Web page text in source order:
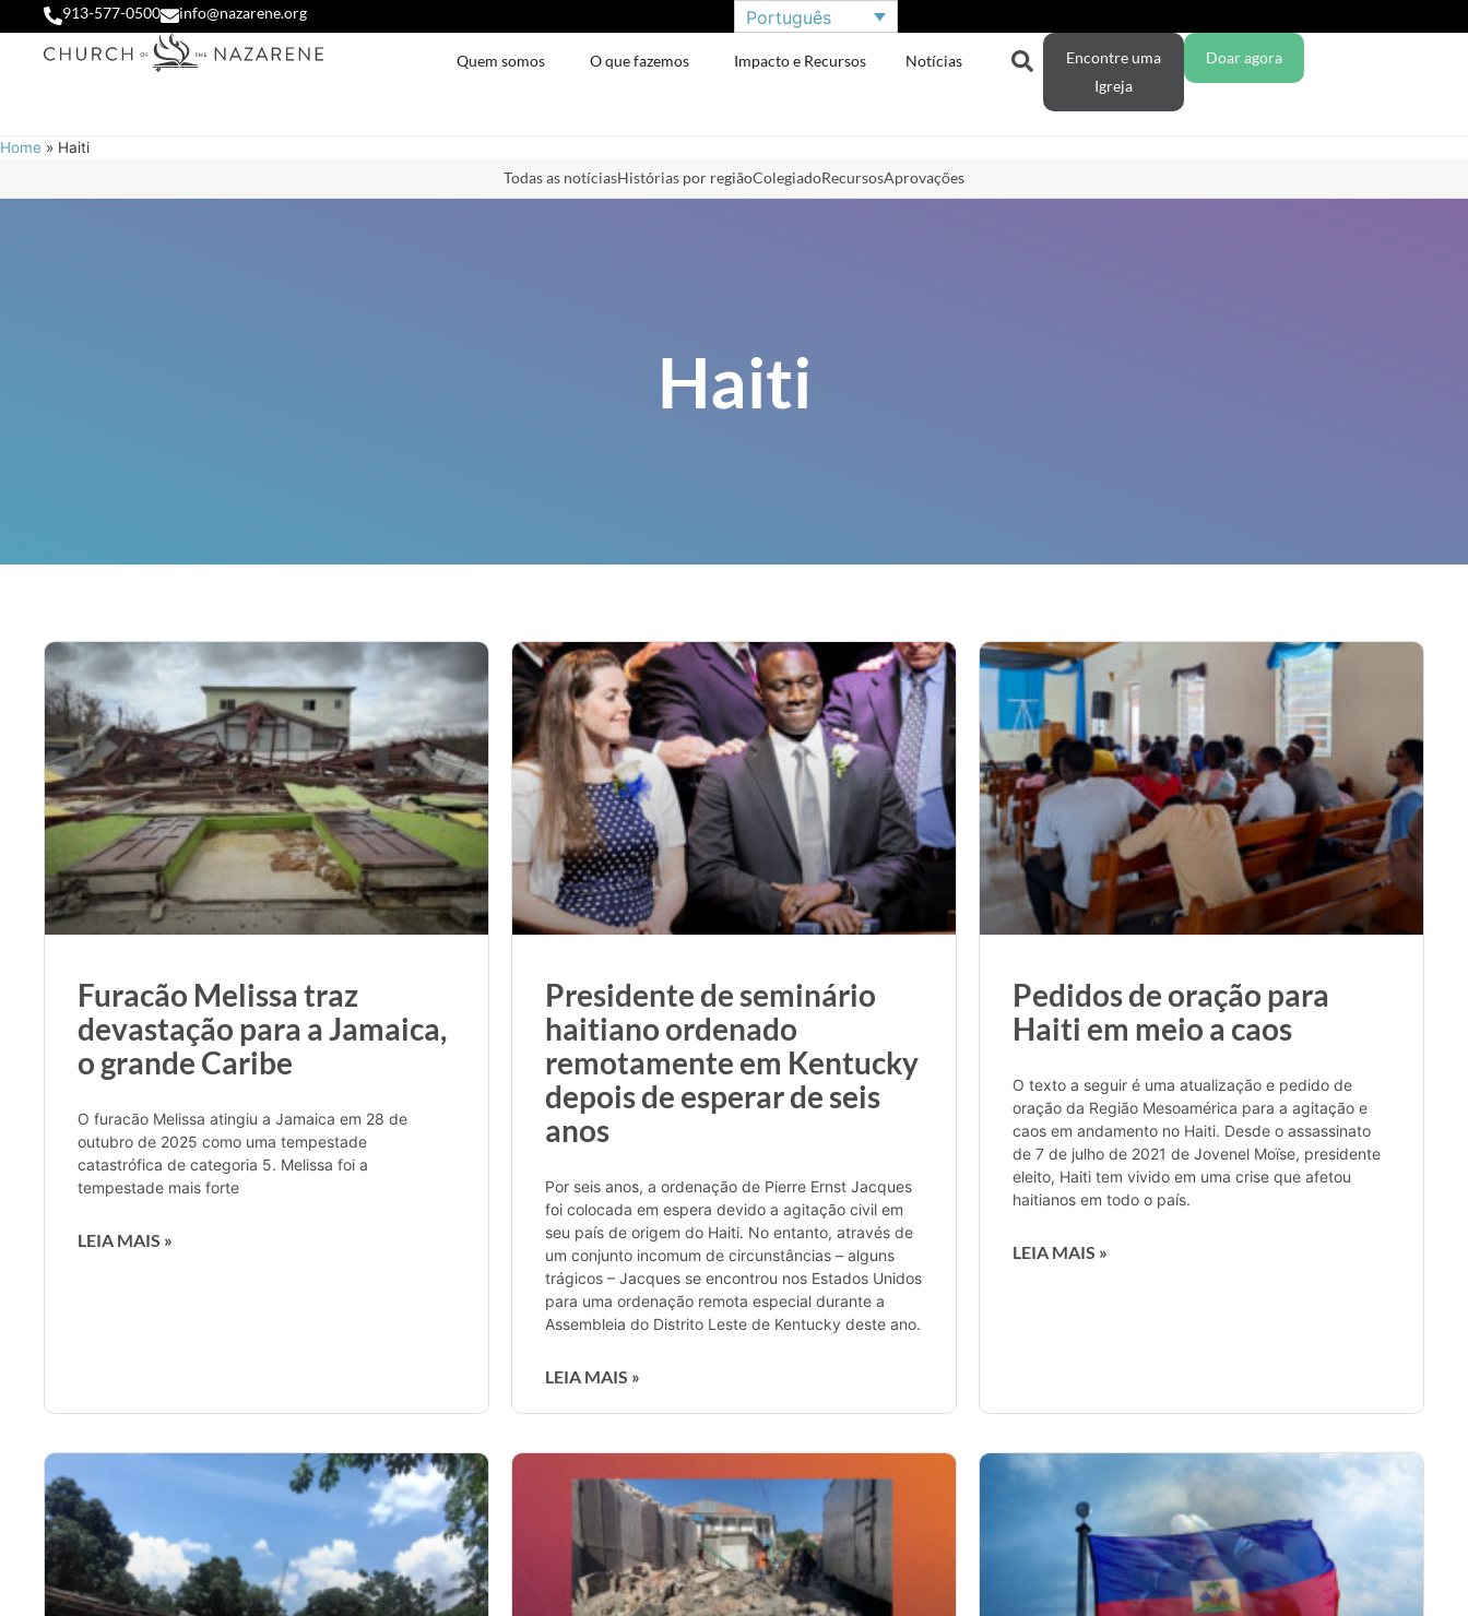
913-577-0500 info@nazarene.org Português
Quem somos O que fazemos Impacto e Recursos Notícias
Encontre uma
Igreja
Doar agora
Home » Haiti
Todas as notíciasHistórias por regiãoColegiadoRecursosAprovações
Haiti
Furacão Melissa traz
devastação para a Jamaica,
o grande Caribe
O furacão Melissa atingiu a Jamaica em 28 de
outubro de 2025 como uma tempestade
catastrófica de categoria 5. Melissa foi a
tempestade mais forte
LEIA MAIS »
Presidente de seminário
haitiano ordenado
remotamente em Kentucky
depois de esperar de seis
anos
Por seis anos, a ordenação de Pierre Ernst Jacques
foi colocada em espera devido a agitação civil em
seu país de origem do Haiti. No entanto, através de
um conjunto incomum de circunstâncias – alguns
trágicos – Jacques se encontrou nos Estados Unidos
para uma ordenação remota especial durante a
Assembleia do Distrito Leste de Kentucky deste ano.
LEIA MAIS »
Pedidos de oração para
Haiti em meio a caos
O texto a seguir é uma atualização e pedido de
oração da Região Mesoamérica para a agitação e
caos em andamento no Haiti. Desde o assassinato
de 7 de julho de 2021 de Jovenel Moïse, presidente
eleito, Haiti tem vivido em uma crise que afetou
haitianos em todo o país.
LEIA MAIS »